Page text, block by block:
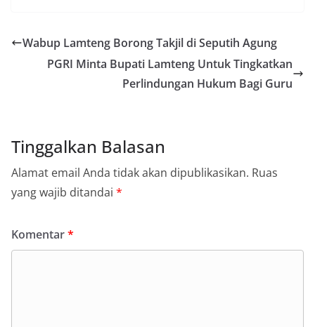
Wabup Lamteng Borong Takjil di Seputih Agung
PGRI Minta Bupati Lamteng Untuk Tingkatkan
Perlindungan Hukum Bagi Guru
Tinggalkan Balasan
Alamat email Anda tidak akan dipublikasikan. Ruas
yang wajib ditandai *
Komentar*